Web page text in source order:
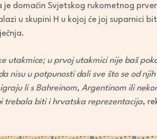
keys
to
decrease
je domaćin Svjetskog rukometnog
u skupini H u kojoj će joj suparnici
utakmice; u prvoj utakmici nije baš
nisu u potpunosti dali sve što se od
li s Bahreinom, Argentinom ili
trebala biti i hrvatska reprezentacija,